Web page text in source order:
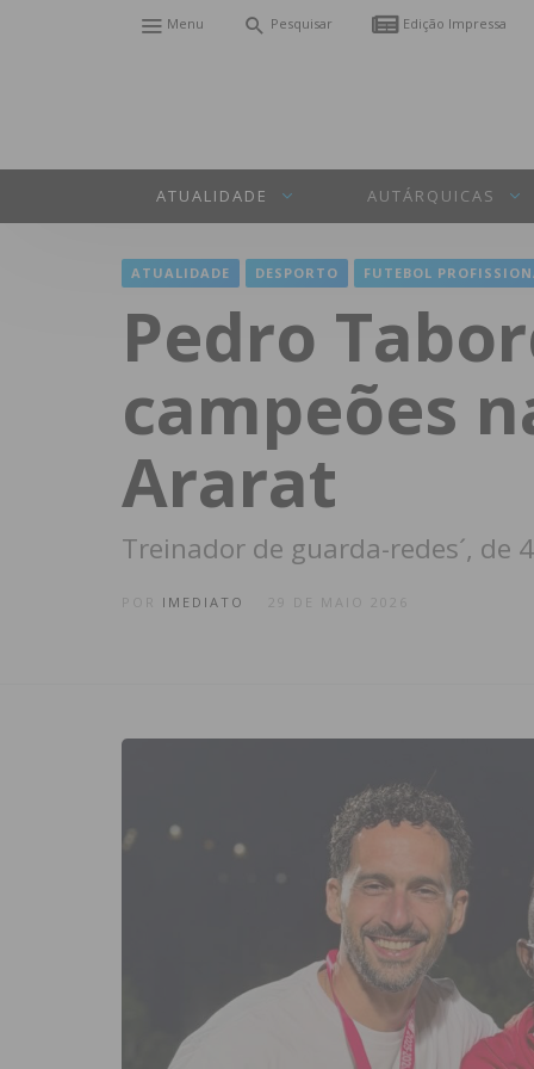
Menu Pesquisar Edição Impressa
ATUALIDADE AUTÁRQUICAS
ATUALIDADE DESPORTO FUTEBOL
Pedro
campeões
Ararat
Treinador de guarda-redes´,
IMEDIATO 29 DE MAIO 2026